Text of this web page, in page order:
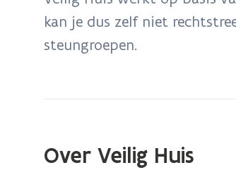
kan je dus zelf niet
steungroepen.
Over Veilig Huis